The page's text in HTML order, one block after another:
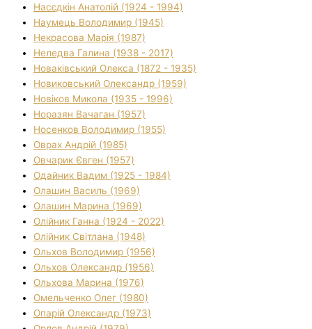
Насєдкін Анатолій (1924 - 1994)
Наумець Володимир (1945)
Некрасова Марія (1987)
Неледва Галина (1938 - 2017)
Новаківський Олекса (1872 - 1935)
Новиковський Олександр (1959)
Новіков Микола (1935 - 1996)
Норазян Вачаган (1957)
Носенков Володимир (1955)
Оврах Андрій (1985)
Овчарик Євген (1957)
Одайник Вадим (1925 - 1984)
Олашин Василь (1969)
Олашин Марина (1969)
Олійник Ганна (1924 - 2022)
Олійник Світлана (1948)
Ольхов Володимир (1956)
Ольхов Олександр (1956)
Ольхова Марина (1976)
Омельченко Олег (1980)
Опарій Олександр (1973)